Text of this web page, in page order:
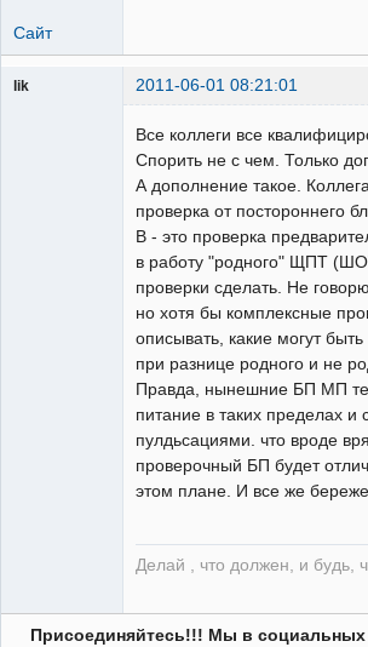
Сайт
lik 2011-06-01 08:21:01
Все коллеги все
Спорить не с чем. Только
А дополнение такое.
проверка от постороннего
В - это проверка
в работу "родного" ЩПТ
проверки сделать. Не
но хотя бы комплексные
описывать, какие могут
при разнице родного и не
Правда, нынешние БП МП
питание в таких пределах и
пулдьсациями. что вроде
проверочный БП будет
этом плане. И все же
Делай , что должен, и будь,
Присоединяйтесь!!! Мы в социальных